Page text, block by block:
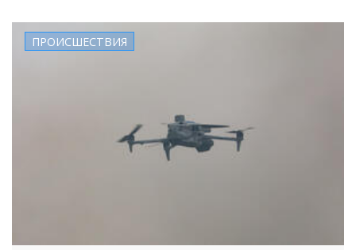
ПРОИСШЕСТВИЯ